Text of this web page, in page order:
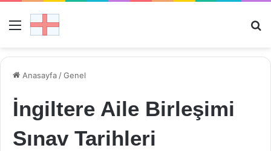
Menü
Anasayfa /Genel
İngiltere Aile Birleşimi
Sınav Tarihleri